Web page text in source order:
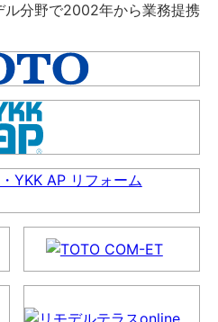
ル分野で2002年から業務提携